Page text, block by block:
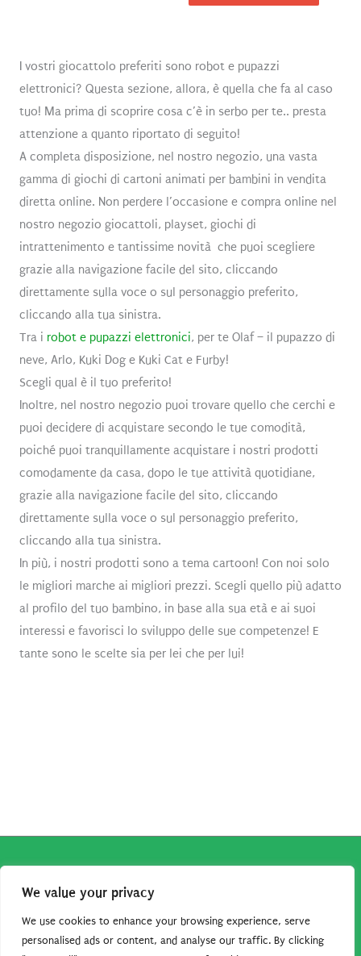
We value your privacy
We use cookies to enhance your browsing experience, serve
personalised ads or content, and analyse our traffic. By clicking
I vostri giocattolo preferiti sono robot e pupazzi
elettronici? Questa sezione, allora, è quella che fa al caso
tuo! Ma prima di scoprire cosa c’è in serbo per te.. presta
attenzione a quanto riportato di seguito!
A completa disposizione, nel nostro negozio, una vasta
gamma di giochi di cartoni animati per bambini in vendita
diretta online. Non perdere l’occasione e compra online nel
nostro negozio giocattoli, playset, giochi di
intrattenimento e tantissime novità che puoi scegliere
grazie alla navigazione facile del sito, cliccando
direttamente sulla voce o sul personaggio preferito,
cliccando alla tua sinistra.
Tra i robot e pupazzi elettronici, per te Olaf – il pupazzo di
neve, Arlo, Kuki Dog e Kuki Cat e Furby!
Scegli qual è il tuo preferito!
Inoltre, nel nostro negozio puoi trovare quello che cerchi e
puoi decidere di acquistare secondo le tue comodità,
poiché puoi tranquillamente acquistare i nostri prodotti
comodamente da casa, dopo le tue attività quotidiane,
grazie alla navigazione facile del sito, cliccando
direttamente sulla voce o sul personaggio preferito,
cliccando alla tua sinistra.
In più, i nostri prodotti sono a tema cartoon! Con noi solo
le migliori marche ai migliori prezzi. Scegli quello più adatto
al profilo del tuo bambino, in base alla sua età e ai suoi
interessi e favorisci lo sviluppo delle sue competenze! E
tante sono le scelte sia per lei che per lui!
associato Amazon percepisce dei ricavi da acquisti idonei.
Tutti i guadagni sono direttamente reinvestiti in questo sito
per continuare a condividere tutorial e risorse per gli amanti